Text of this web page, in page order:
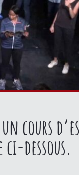
cours
dessous.